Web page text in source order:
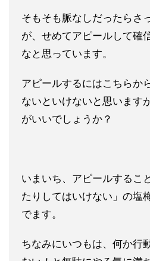
そもそも脈なしだったらさ
が、せめてアピールして確
なと思っています。
アピールするにはこちらか
ないといけないと思います
がいいでしょうか？
いまいち、アピールするこ
たりしてはいけない」の塩
でます。
ちなみにいつもは、何か行